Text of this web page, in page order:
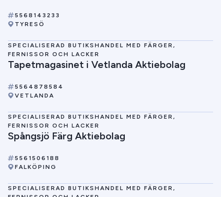
5568143233
TYRESÖ
SPECIALISERAD BUTIKSHANDEL MED FÄRGER,
FERNISSOR OCH LACKER
Tapetmagasinet i Vetlanda Aktiebolag
5564878584
VETLANDA
SPECIALISERAD BUTIKSHANDEL MED FÄRGER,
FERNISSOR OCH LACKER
Spångsjö Färg Aktiebolag
5561506188
FALKÖPING
SPECIALISERAD BUTIKSHANDEL MED FÄRGER,